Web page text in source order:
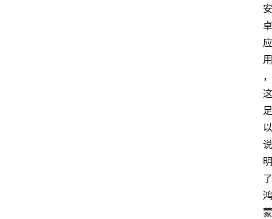
安
卓
应
用
，
这
足
以
说
明
了
鸿
蒙